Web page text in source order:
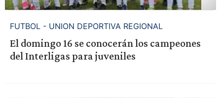
FUTBOL - UNION DEPORTIVA REGIONAL
El domingo 16 se conocerán los campeones
del Interligas para juveniles